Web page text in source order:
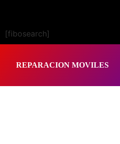
[fibosearch]
REPARACION MOVILES